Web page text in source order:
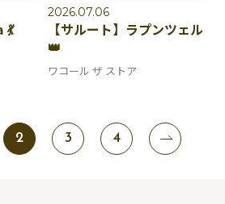
2026.07.06
【サルート】ラプンツェル
👑
ワコール ザ ストア
2 3 4